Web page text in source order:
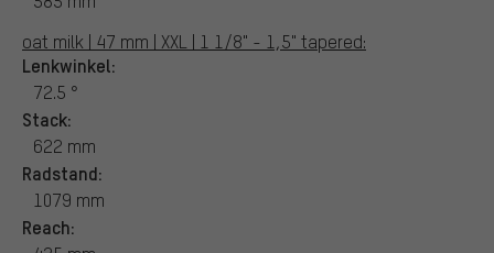
oat milk | 47 mm | XXL | 1 1/8" - 1,5" tapered:
Lenkwinkel:
72.5 °
Stack:
622 mm
Radstand:
1079 mm
Reach: